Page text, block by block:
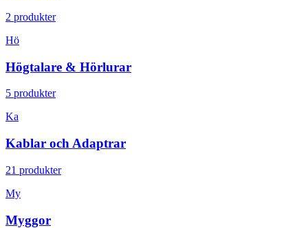
2 produkter
Hö
Högtalare & Hörlurar
5 produkter
Ka
Kablar och Adaptrar
21 produkter
My
Myggor